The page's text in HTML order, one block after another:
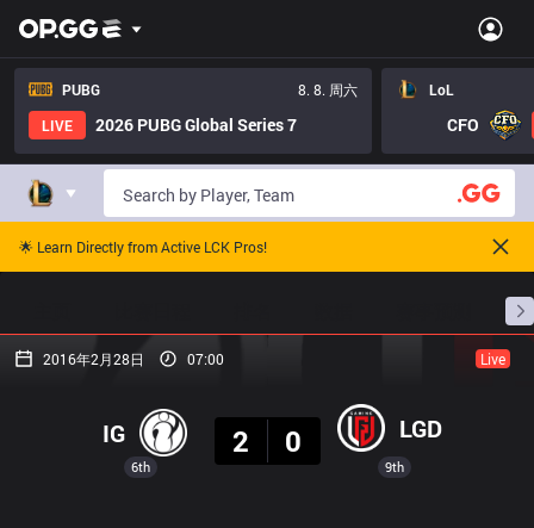
PUBG
8. 8. 周六
LIVE
2026 PUBG Global Series 7
LoL
CFO
🌟 Learn Directly from Active LCK Pros!
2016年2月28日 07:00 Live
6th
IG
2
0 LGD
9th